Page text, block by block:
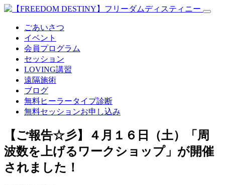
ごあいさつ
イベント
会員プログラム
セッション
LOVING講習
遠隔施術
ブログ
無料ヒーラータイプ診断
無料セッションお申し込み
【ご報告☆彡】４月１６日（土）「周
波数を上げるワークショップ」が開催
されました！